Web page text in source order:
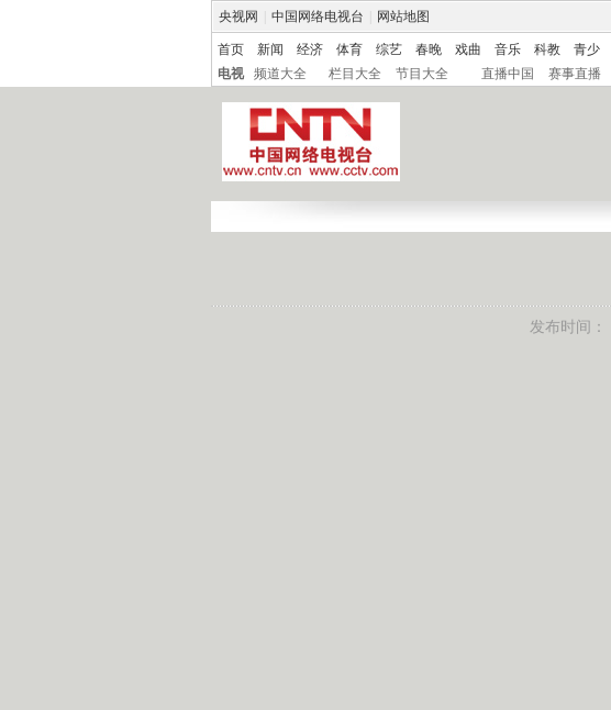
央视网 中国网络电视台 网站地图
首页 新闻 经济 体育 综艺 春晚 戏曲 音乐 科教 青少
电视
频道大全 栏目大全 节目大全 直播中国 赛事直播
发布时间：